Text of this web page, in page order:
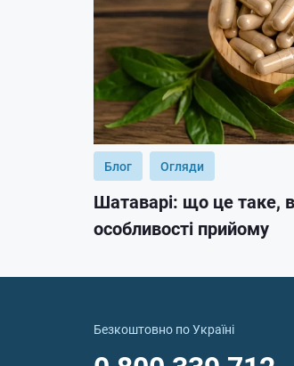
Блог Огляди
Шатаварі: що це таке,
особливості прийому
Безкоштовно по Україні